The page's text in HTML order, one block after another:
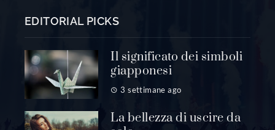
EDITORIAL PICKS
Il significato dei simboli
giapponesi
3 settimane ago
La bellezza di uscire da